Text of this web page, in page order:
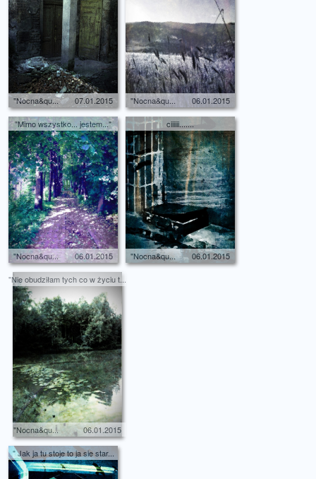
"Nocna&qu... 07.01.2015 "Nocna&qu... 06.01.2015
"Mimo wszystko... jestem..."
"Nocna&qu... 06.01.2015
ciiiiii.......
"Nocna&qu... 06.01.2015
"Nie obudziłam tych co w życiu t...
"Nocna&qu... 06.01.2015
" Jak ja tu stoje to ja sie star...